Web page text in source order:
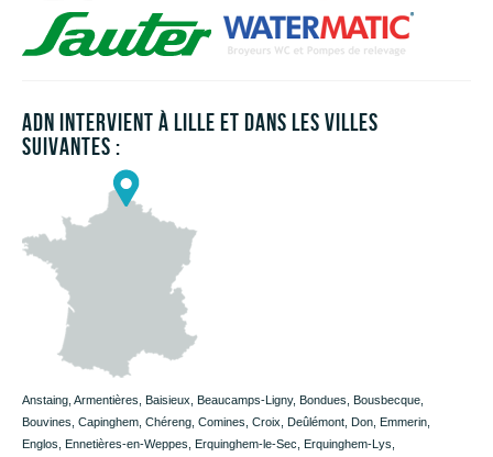
ADN INTERVIENT À LILLE ET DANS LES VILLES
SUIVANTES :
Anstaing, Armentières, Baisieux, Beaucamps-Ligny, Bondues, Bousbecque,
Bouvines, Capinghem, Chéreng, Comines, Croix, Deûlémont, Don, Emmerin,
Englos, Ennetières-en-Weppes, Erquinghem-le-Sec, Erquinghem-Lys,